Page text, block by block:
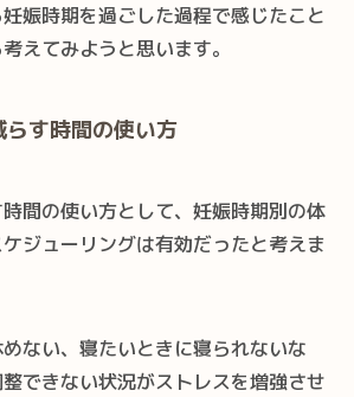
娠時期を過ごした過程で感じたこと
えてみようと思います。
す時間の使い方
間の使い方として、妊娠時期別の体
ジューリングは有効だったと考えま
ない、寝たいときに寝られないな
できない状況がストレスを増強させ